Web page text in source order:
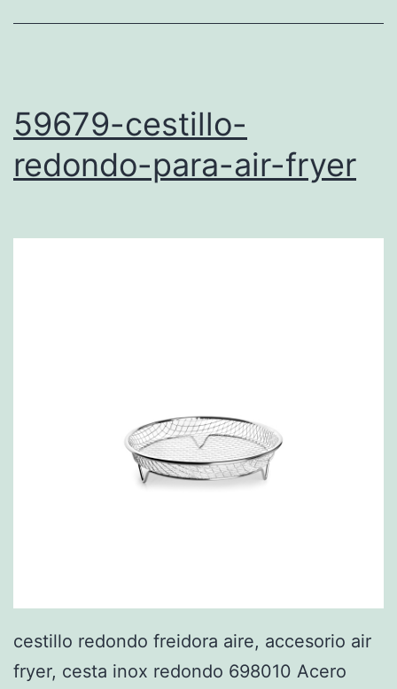
59679-cestillo-
redondo-para-air-fryer
cestillo redondo freidora aire, accesorio air
fryer, cesta inox redondo 698010 Acero